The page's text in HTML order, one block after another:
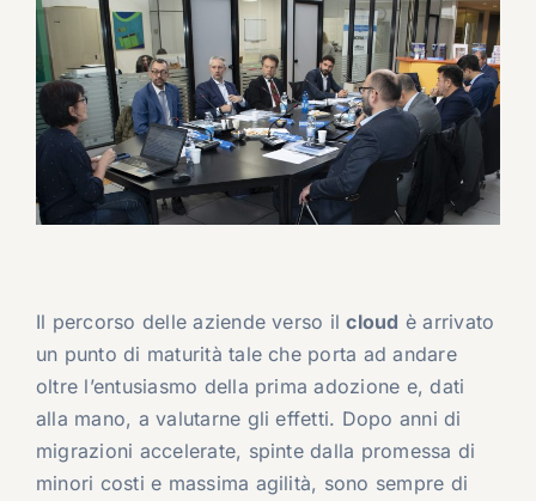
Il percorso delle aziende verso ilcloud è arrivato
un punto di maturità tale che porta ad andare
oltre l’entusiasmo della prima adozione e, dati
alla mano, a valutarne gli effetti. Dopo anni di
migrazioni accelerate, spinte dalla promessa di
minori costi e massima agilità, sono sempre di